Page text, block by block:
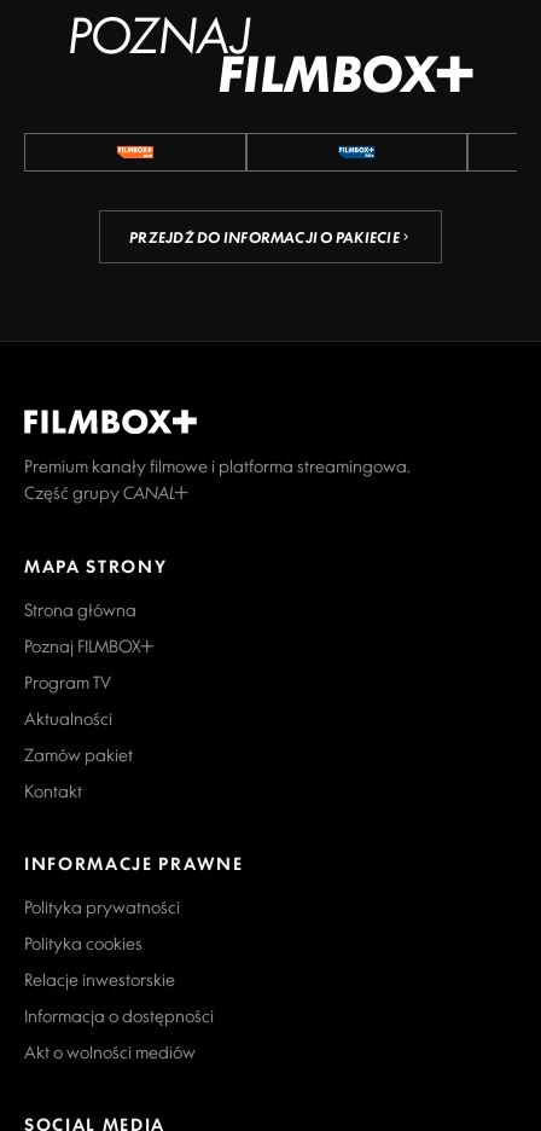
POZNAJ
FILMBOX+
PRZEJDŹ DO INFORMACJI O PAKIECIE
Premium kanały filmowe i platforma streamingowa.
Część grupy CANAL+
MAPA STRONY
Strona główna
Poznaj FILMBOX+
Program TV
Aktualności
Zamów pakiet
Kontakt
INFORMACJE PRAWNE
Polityka prywatności
Polityka cookies
Relacje inwestorskie
Informacja o dostępności
Akt o wolności mediów
SOCIAL MEDIA